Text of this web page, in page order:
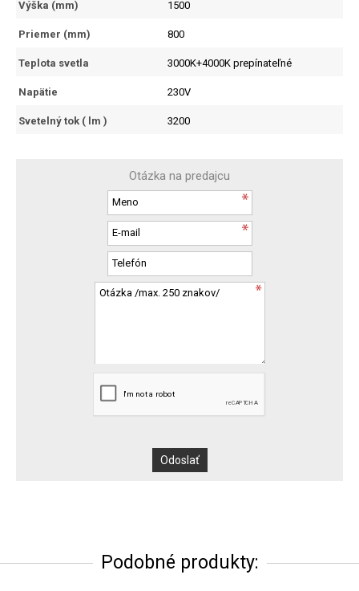
Výška (mm) 1500
Priemer (mm) 800
Teplota svetla 3000K+4000K prepínateľné
Napätie 230V
Svetelný tok ( lm ) 3200
Otázka na predajcu
Podobné produkty: